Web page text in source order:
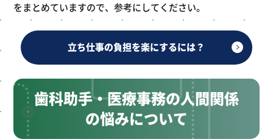
をまとめていますので、参考にしてください。
立ち仕事の負担を楽にするには？
歯科助手・医療事務の人間関係
の悩みについて